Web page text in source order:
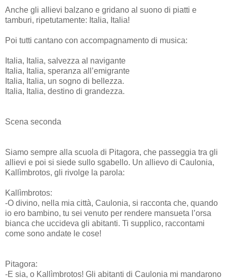
Anche gli allievi balzano e gridano al suono di piatti e
tamburi, ripetutamente: Italia, Italia!
Poi tutti cantano con accompagnamento di musica:
Italia, Italia, salvezza al navigante
Italia, Italia, speranza all’emigrante
Italia, Italia, un sogno di bellezza.
Italia, Italia, destino di grandezza.
Scena seconda
Siamo sempre alla scuola di Pitagora, che passeggia tra gli
allievi e poi si siede sullo sgabello. Un allievo di Caulonia,
Kallìmbrotos, gli rivolge la parola:
Kallìmbrotos:
-O divino, nella mia città, Caulonia, si racconta che, quando
io ero bambino, tu sei venuto per rendere mansueta l’orsa
bianca che uccideva gli abitanti. Ti supplico, raccontami
come sono andate le cose!
Pitagora:
-E sia, o Kallìmbrotos! Gli abitanti di Caulonia mi mandarono